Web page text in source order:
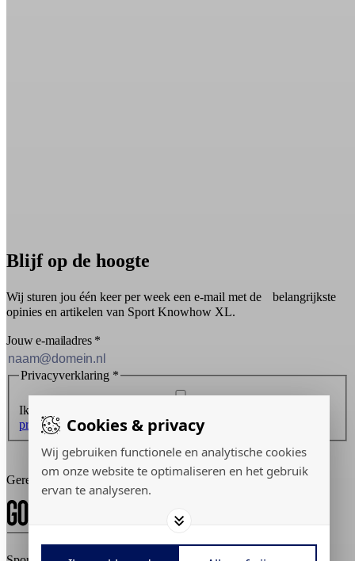
Cookies & privacy
Wij gebruiken functionele en analytische cookies
om onze website te optimaliseren en het gebruik
ervan te analyseren.
Blijf op de hoogte
Wij sturen jou één keer per week een e-mail met de belangrijkste
opinies en artikelen van Sport Knowhow XL.
Jouw e-mailadres *
Privacyverklaring *
Ik ontvang graag de nieuwsbrief en ga akkoord met de
privacyverklaring.
Inschrijven
Gerealiseerd door: